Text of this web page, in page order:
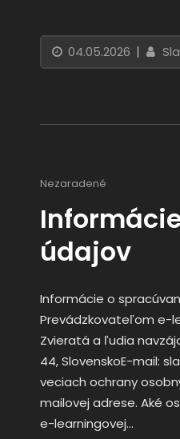
04.05.2026
Nezaradené
údajov
Informácie o
Prevádzkovateľom e-
Zvieratá a ľudia
44, SlovenskoE-mail:
veciach ochrany
mailovej adrese. Aké
e-learningovej…